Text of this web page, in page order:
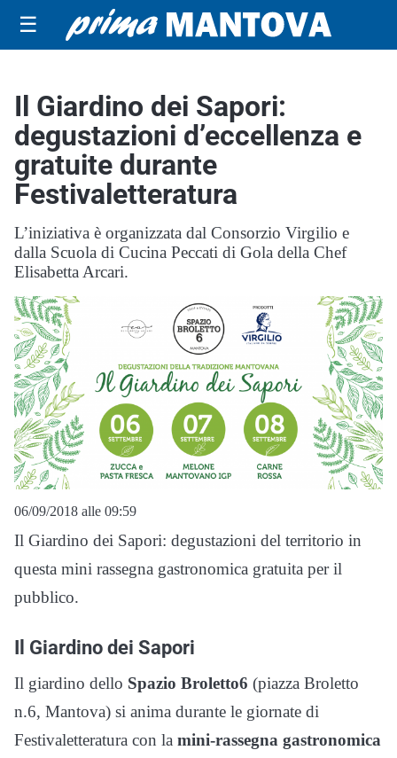
☰
Il Giardino dei Sapori:
degustazioni d’eccellenza e
gratuite durante
Festivaletteratura
L’iniziativa è organizzata dal Consorzio Virgilio e
dalla Scuola di Cucina Peccati di Gola della Chef
Elisabetta Arcari.
06/09/2018 alle 09:59
Il Giardino dei Sapori: degustazioni del territorio in
questa mini rassegna gastronomica gratuita per il
pubblico.
Il Giardino dei Sapori
Il giardino dello Spazio Broletto6 (piazza Broletto
n.6, Mantova) si anima durante le giornate di
Festivaletteratura con la mini-rassegna gastronomica